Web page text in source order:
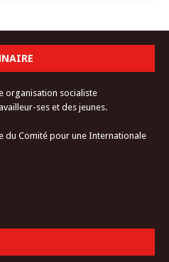
organisation socialiste
ses et des jeunes.
du Comité pour une Internationale